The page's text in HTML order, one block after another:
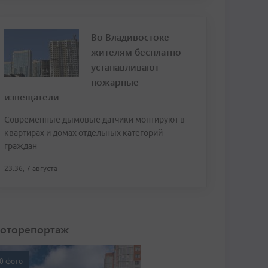
Во Владивостоке
жителям бесплатно
устанавливают
пожарные
извещатели
Современные дымовые датчики монтируют в
квартирах и домах отдельных категорий
граждан
23:36, 7 августа
фото